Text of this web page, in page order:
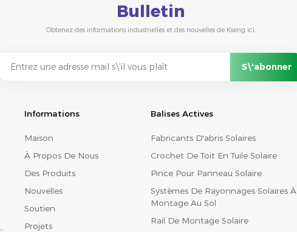
Bulletin
Obtenez des informations industrielles et des nouvelles de Kseng ici.
Informations
Maison
À Propos De Nous
Des Produits
Nouvelles
Soutien
Projets
Balises Actives
Fabricants D'abris Solaires
Crochet De Toit En Tuile Solaire
Pince Pour Panneau Solaire
Systèmes De Rayonnages Solaires À
Montage Au Sol
Rail De Montage Solaire